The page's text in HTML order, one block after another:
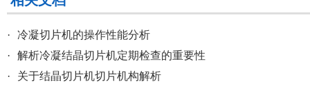
·
冷凝切片机的操作性能分析
·
解析冷凝结晶切片机定期检查的重要性
·
关于结晶切片机切片机构解析